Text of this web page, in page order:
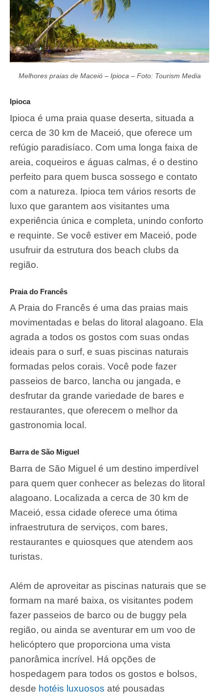
Melhores praias de Maceió – Ipioca – Foto: Tourism Media
Ipioca
Ipioca é uma praia quase deserta, situada a
cerca de 30 km de Maceió, que oferece um
refúgio paradisíaco. Com uma longa faixa de
areia, coqueiros e águas calmas, é o destino
perfeito para quem busca sossego e contato
com a natureza. Ipioca tem vários resorts de
luxo que garantem aos visitantes uma
experiência única e completa, unindo conforto
e requinte. Se você estiver em Maceió, pode
usufruir da estrutura dos beach clubs da
região.
Praia do Francês
A Praia do Francês é uma das praias mais
movimentadas e belas do litoral alagoano. Ela
agrada a todos os gostos com suas ondas
ideais para o surf, e suas piscinas naturais
formadas pelos corais. Você pode fazer
passeios de barco, lancha ou jangada, e
desfrutar da grande variedade de bares e
restaurantes, que oferecem o melhor da
gastronomia local.
Barra de São Miguel
Barra de São Miguel é um destino imperdível
para quem quer conhecer as belezas do litoral
alagoano. Localizada a cerca de 30 km de
Maceió, essa cidade oferece uma ótima
infraestrutura de serviços, com bares,
restaurantes e quiosques que atendem aos
turistas.
Além de aproveitar as piscinas naturais que se
formam na maré baixa, os visitantes podem
fazer passeios de barco ou de buggy pela
região, ou ainda se aventurar em um voo de
helicóptero que proporciona uma vista
panorâmica incrível. Há opções de
hospedagem para todos os gostos e bolsos,
desde hotéis luxuosos até pousadas